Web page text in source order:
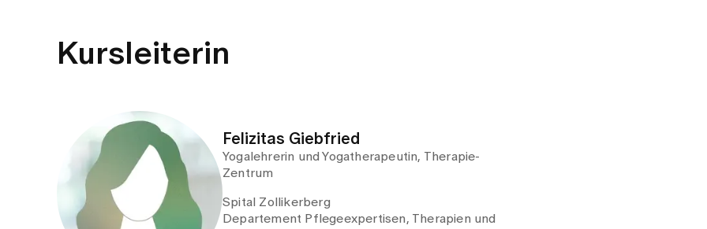
Kursleiterin
Felizitas Giebfried
Yogalehrerin und Yogatherapeutin, Therapie-
Zentrum
Spital Zollikerberg
Departement Pflegeexpertisen, Therapien und